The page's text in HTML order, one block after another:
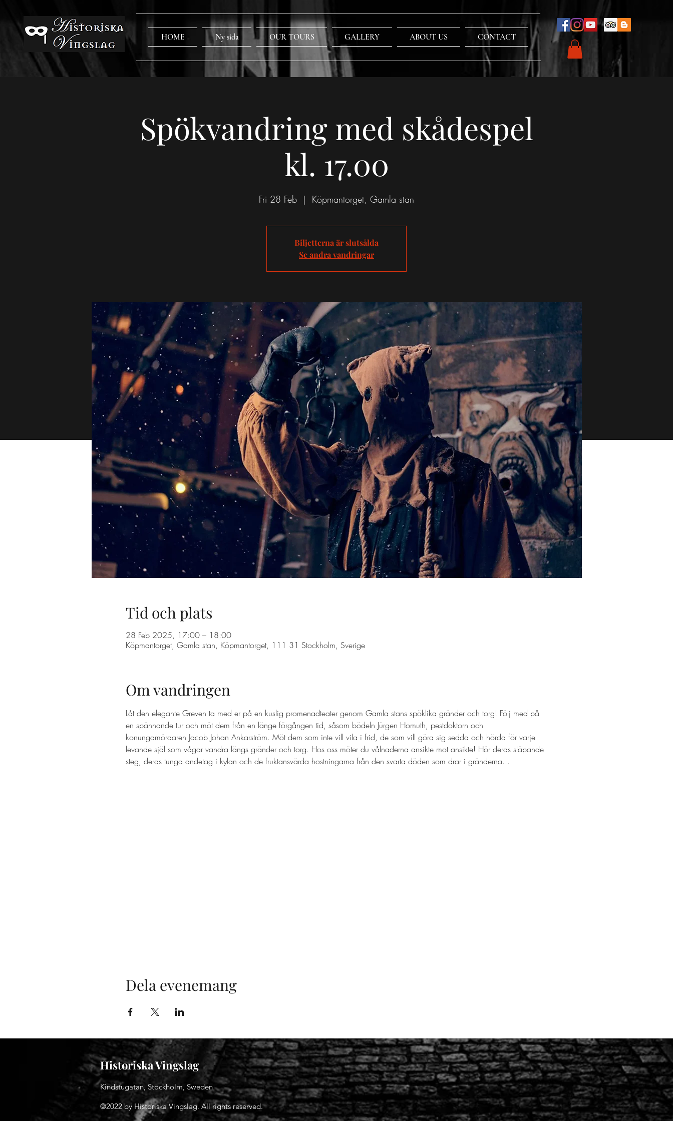
HOME Ny sida OUR TOURS GALLERY ABOUT US CONTACT
Spökvandring med skådespel
kl. 17.00
Fri 28 Feb
  |
Köpmantorget, Gamla stan
Biljetterna är slutsålda
Se andra vandringar
Tid och plats
28 Feb 2025, 17:00 – 18:00
Köpmantorget, Gamla stan, Köpmantorget, 111 31 Stockholm, Sverige
Om vandringen
Låt den elegante Greven ta med er på en kuslig promenadteater genom Gamla stans spöklika gränder och torg! Följ med på
en spännande tur och möt dem från en länge förgången tid, såsom bödeln Jürgen Homuth, pestdoktorn och
konungamördaren Jacob Johan Ankarström. Möt dem som inte vill vila i frid, de som vill göra sig sedda och hörda för varje
levande själ som vågar vandra längs gränder och torg. Hos oss möter du vålnaderna ansikte mot ansikte! Hör deras släpande
steg, deras tunga andetag i kylan och de fruktansvärda hostningarna från den svarta döden som drar i gränderna...
Dela evenemang
Historiska Vingslag
Kindstugatan, Stockholm, Sweden
©2022 by Historiska Vingslag. All rights reserved.